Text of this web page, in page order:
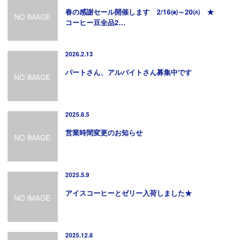
春の感謝セール開催します 2/16㈮～20㈫ ★
コーヒー豆全品2…
2026.2.13
パートさん、アルバイトさん募集中です
2025.8.5
営業時間変更のお知らせ
2025.5.9
アイスコーヒーとゼリー入荷しました★
2025.12.8